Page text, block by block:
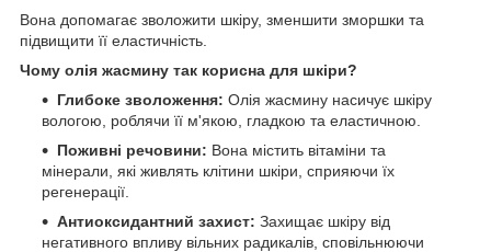
Вона допомагає зволожити шкіру, зменшити зморшки та
підвищити її еластичність.
Чому олія жасмину так корисна для шкіри?
Глибоке зволоження: Олія жасмину насичує шкіру
вологою, роблячи її м'якою, гладкою та еластичною.
Поживні речовини: Вона містить вітаміни та
мінерали, які живлять клітини шкіри, сприяючи їх
регенерації.
Антиоксидантний захист: Захищає шкіру від
негативного впливу вільних радикалів, сповільнюючи